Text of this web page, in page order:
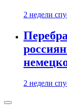
2 недели
2 недели